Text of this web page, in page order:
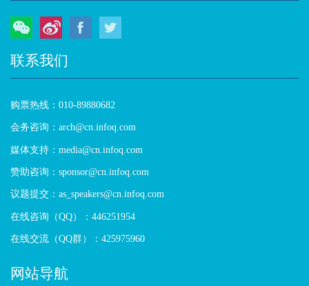
微信 微博 Facebook
联系我们
购票热线：010-89880682
会务咨询：arch@cn.infoq.com
媒体支持：media@cn.infoq.com
赞助咨询：sponsor@cn.infoq.com
议题提交：as_speakers@cn.infoq.com
在线咨询（QQ）：446251954
在线交流（QQ群）：425975960
网站导航